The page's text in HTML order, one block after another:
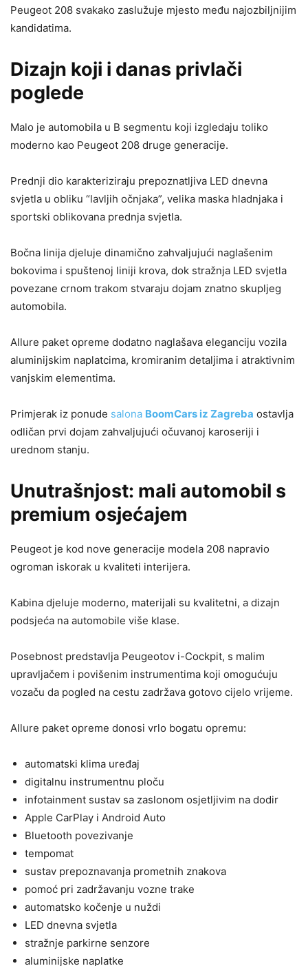
Peugeot 208 svakako zaslužuje mjesto među najozbiljnijim
kandidatima.
Dizajn koji i danas privlači
poglede
Malo je automobila u B segmentu koji izgledaju toliko
moderno kao Peugeot 208 druge generacije.
Prednji dio karakteriziraju prepoznatljiva LED dnevna
svjetla u obliku “lavljih očnjaka”, velika maska hladnjaka i
sportski oblikovana prednja svjetla.
Bočna linija djeluje dinamično zahvaljujući naglašenim
bokovima i spuštenoj liniji krova, dok stražnja LED svjetla
povezane crnom trakom stvaraju dojam znatno skupljeg
automobila.
Allure paket opreme dodatno naglašava eleganciju vozila
aluminijskim naplatcima, kromiranim detaljima i atraktivnim
vanjskim elementima.
Primjerak iz ponude salona BoomCars iz Zagreba ostavlja
odličan prvi dojam zahvaljujući očuvanoj karoseriji i
urednom stanju.
Unutrašnjost: mali automobil s
premium osjećajem
Peugeot je kod nove generacije modela 208 napravio
ogroman iskorak u kvaliteti interijera.
Kabina djeluje moderno, materijali su kvalitetni, a dizajn
podsjeća na automobile više klase.
Posebnost predstavlja Peugeotov i-Cockpit, s malim
upravljačem i povišenim instrumentima koji omogućuju
vozaču da pogled na cestu zadržava gotovo cijelo vrijeme.
Allure paket opreme donosi vrlo bogatu opremu:
automatski klima uređaj
digitalnu instrumentnu ploču
infotainment sustav sa zaslonom osjetljivim na dodir
Apple CarPlay i Android Auto
Bluetooth povezivanje
tempomat
sustav prepoznavanja prometnih znakova
pomoć pri zadržavanju vozne trake
automatsko kočenje u nuždi
LED dnevna svjetla
stražnje parkirne senzore
aluminijske naplatke